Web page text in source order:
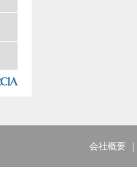
会社概要